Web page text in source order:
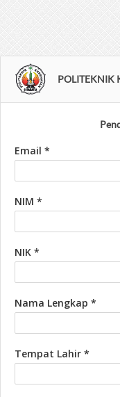
POLITEKNIK
Email *
NIM *
NIK *
Nama Lengkap *
Tempat Lahir *